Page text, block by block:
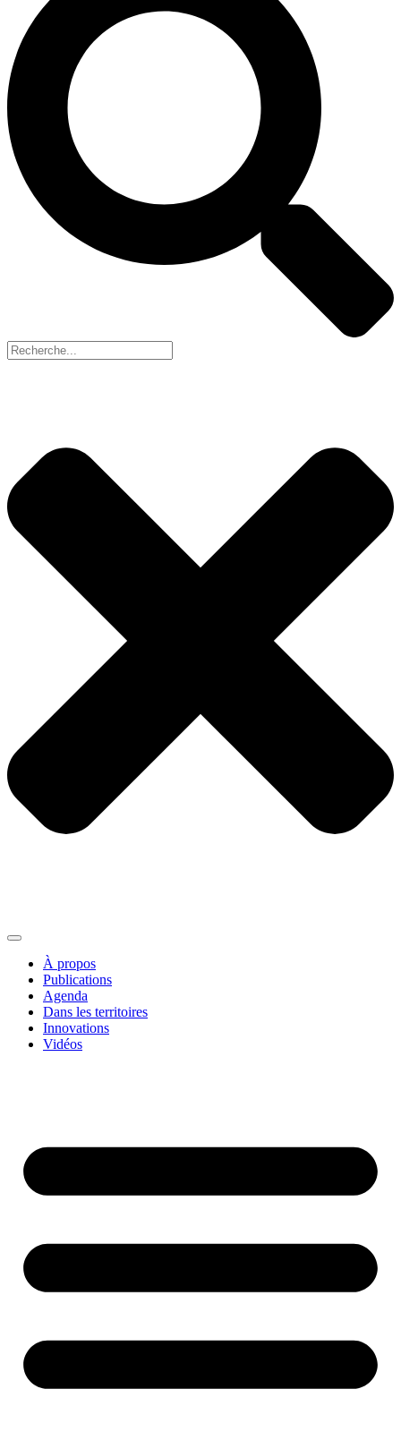
À propos
Publications
Agenda
Dans les territoires
Innovations
Vidéos